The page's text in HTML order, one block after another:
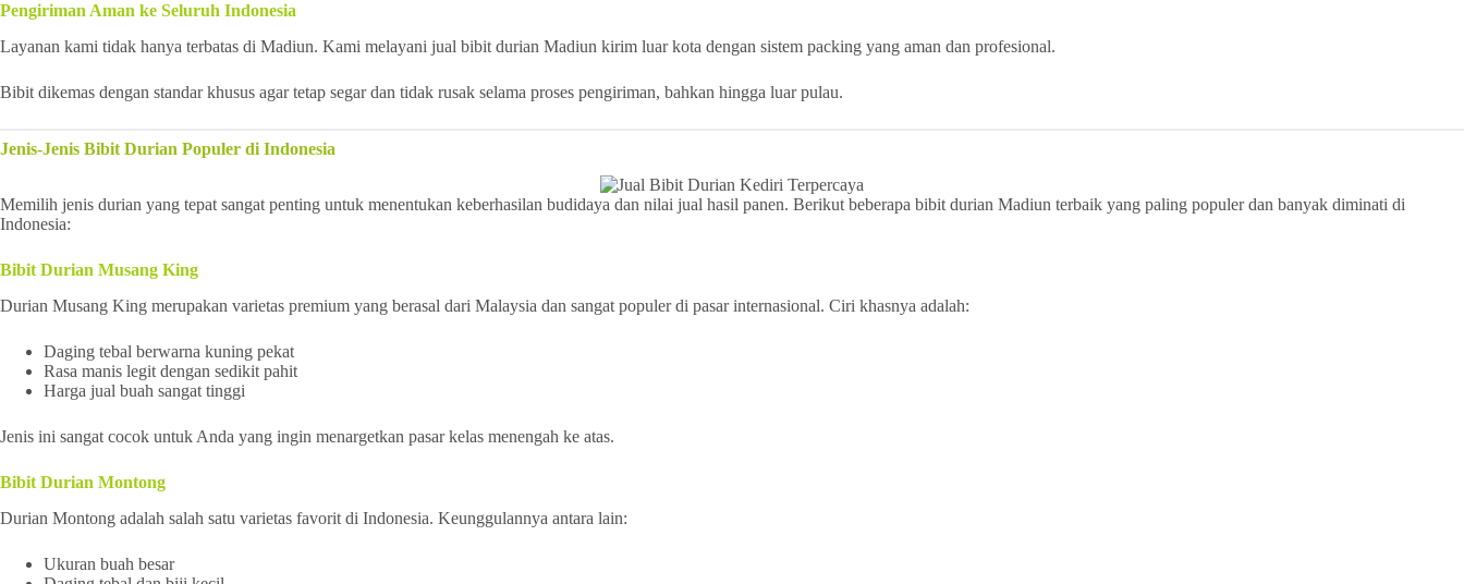
Pengiriman Aman ke Seluruh Indonesia
Layanan kami tidak hanya terbatas di Madiun. Kami melayani jual bibit durian Madiun kirim luar kota dengan sistem packing yang aman dan profesional.
Bibit dikemas dengan standar khusus agar tetap segar dan tidak rusak selama proses pengiriman, bahkan hingga luar pulau.
Jenis-Jenis Bibit Durian Populer di Indonesia
Memilih jenis durian yang tepat sangat penting untuk menentukan keberhasilan budidaya dan nilai jual hasil panen. Berikut beberapa bibit durian Madiun terbaik yang paling populer dan banyak diminati di
Indonesia:
Bibit Durian Musang King
Durian Musang King merupakan varietas premium yang berasal dari Malaysia dan sangat populer di pasar internasional. Ciri khasnya adalah:
Daging tebal berwarna kuning pekat
Rasa manis legit dengan sedikit pahit
Harga jual buah sangat tinggi
Jenis ini sangat cocok untuk Anda yang ingin menargetkan pasar kelas menengah ke atas.
Bibit Durian Montong
Durian Montong adalah salah satu varietas favorit di Indonesia. Keunggulannya antara lain:
Ukuran buah besar